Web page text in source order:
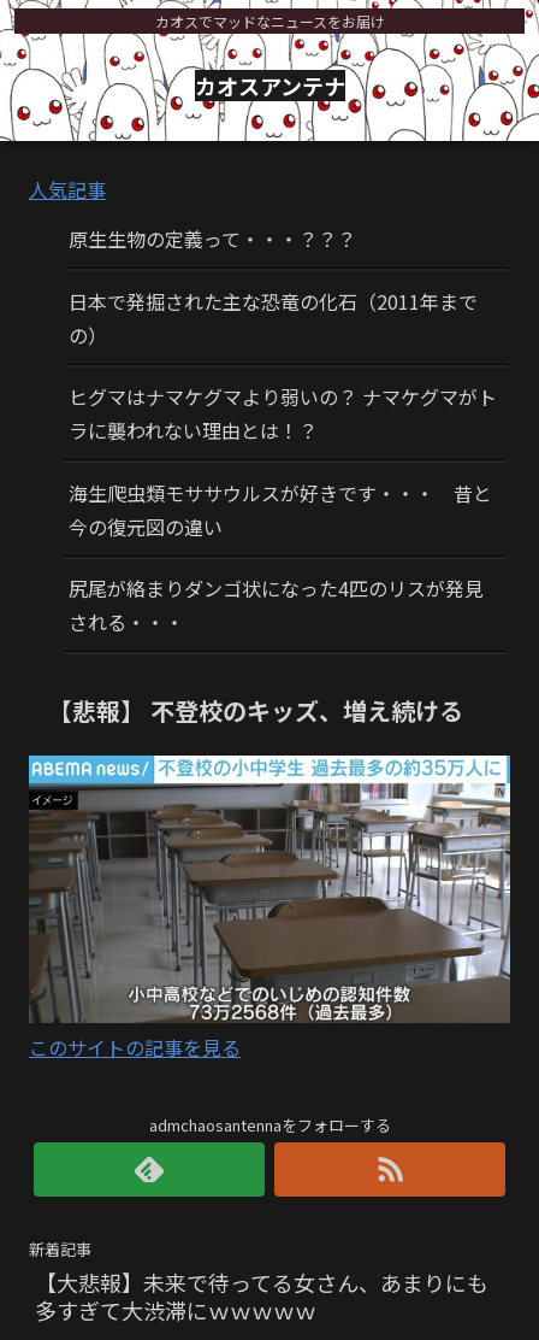
カオスでマッドなニュースをお届け
カオスアンテナ
人気記事
原生生物の定義って・・・？？？
日本で発掘された主な恐竜の化石（2011年まで
の）
ヒグマはナマケグマより弱いの？ ナマケグマがト
ラに襲われない理由とは！？
海生爬虫類モササウルスが好きです・・・ 昔と
今の復元図の違い
尻尾が絡まりダンゴ状になった4匹のリスが発見
される・・・
【悲報】 不登校のキッズ、増え続ける
このサイトの記事を見る
admchaosantennaをフォローする
新着記事
【大悲報】未来で待ってる女さん、あまりにも
多すぎて大渋滞にｗｗｗｗｗ